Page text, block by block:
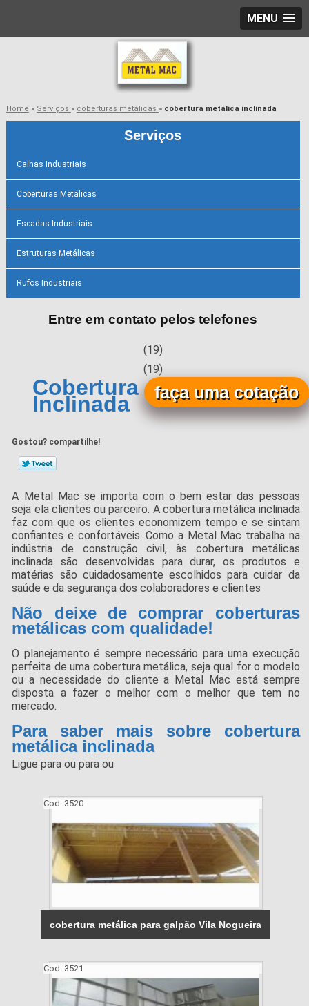
MENU
Home » Serviços » coberturas metálicas » cobertura metálica inclinada
Serviços
Calhas Industriais
Coberturas Metálicas
Escadas Industriais
Estruturas Metálicas
Rufos Industriais
Entre em contato pelos telefones
(19)
(19)
Cobertura Metálica
Inclinada
Gostou? compartilhe!
A Metal Mac se importa com o bem estar das pessoas
seja ela clientes ou parceiro. A cobertura metálica inclinada
faz com que os clientes economizem tempo e se sintam
confiantes e confortáveis. Como a Metal Mac trabalha na
indústria de construção civil, às cobertura metálicas
inclinada são desenvolvidas para durar, os produtos e
matérias são cuidadosamente escolhidos para cuidar da
saúde e da segurança dos colaboradores e clientes
Não deixe de comprar coberturas
metálicas com qualidade!
O planejamento é sempre necessário para uma execução
perfeita de uma cobertura metálica, seja qual for o modelo
ou a necessidade do cliente a Metal Mac está sempre
disposta a fazer o melhor com o melhor que tem no
mercado.
Para saber mais sobre cobertura
metálica inclinada
Ligue paraou paraou
faça uma cotação
Cod.:3520
cobertura metálica para galpão Vila Nogueira
Cod.:3521